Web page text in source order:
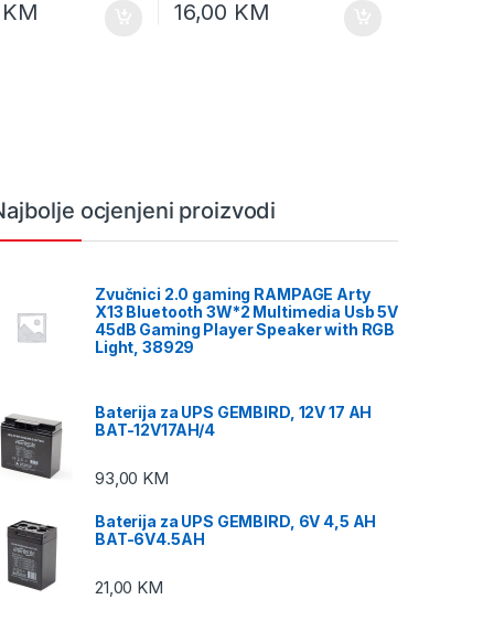
KM 16,00 KM
ocjenjeni proizvodi
Zvučnici 2.0 gaming RAMPAGE Arty
X13 Bluetooth 3W*2 Multimedia Usb 5V
45dB Gaming Player Speaker with RGB
Light, 38929
Baterija za UPS GEMBIRD, 12V 17 AH
BAT-12V17AH/4
93,00 KM
Baterija za UPS GEMBIRD, 6V 4,5 AH
BAT-6V4.5AH
21,00 KM